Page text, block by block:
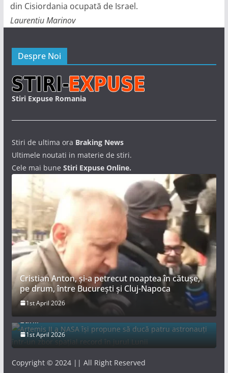
din Cisiordania ocupată de Israel.
Laurentiu Marinov
Despre Noi
Stiri Expuse Romania
Stiri de ultima ora Braking News
Ultimele noutati in materie de stiri.
Cele mai bune Stiri Expuse Online.
Cristian Anton, și-a petrecut noaptea în cătușe,
pe drum, între București și Cluj-Napoca
1st April 2026
Artemis II a NASA își propune să ducă patru
astronauți într-un zbor spațial record în jurul
Lunii
1st April 2026
Copyright © 2024 || All Right Reserved